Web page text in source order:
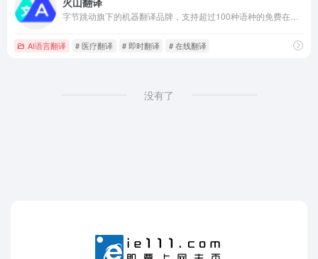
AI语言翻译 # 医疗翻译 # 即时翻译 # 在线翻译
没有了